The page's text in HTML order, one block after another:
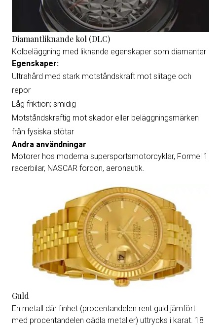
Diamantliknande kol (DLC)
Kolbeläggning med liknande egenskaper som diamanter
Egenskaper:
Ultrahård med stark motståndskraft mot slitage och
repor
Låg friktion; smidig
Motståndskraftig mot skador eller beläggningsmärken
från fysiska stötar
Andra användningar
Motorer hos moderna supersportsmotorcyklar, Formel 1
racerbilar, NASCAR fordon, aeronautik.
Guld
En metall där finhet (procentandelen rent guld jämfört
med procentandelen oädla metaller) uttrycks i karat. 18